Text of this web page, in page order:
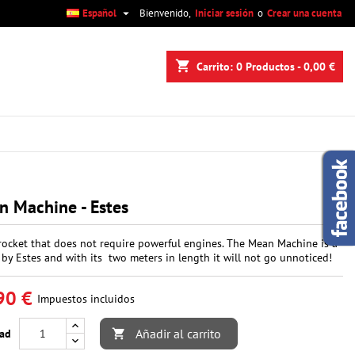
Bienvenido, Iniciar sesión o Crear una cuenta
Español 
shopping_cart Carrito: 0 Productos - 0,00 €
Machine - Estes
that does not require powerful engines. The Mean Machine is a
by Estes and with its two meters in length it will not go unnoticed!
€ Impuestos incluidos
 Añadir al carrito